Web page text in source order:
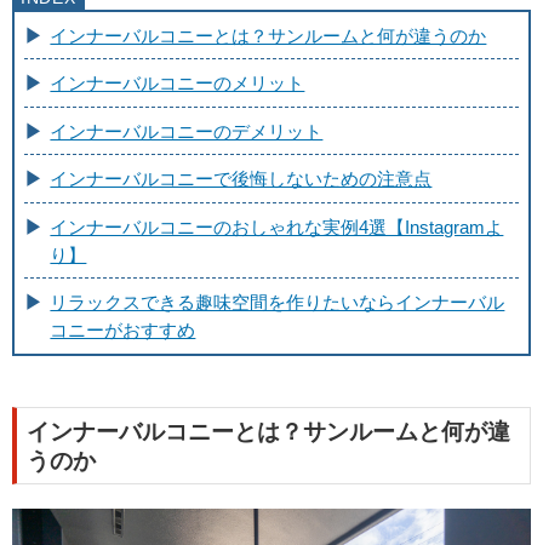
インナーバルコニーとは？サンルームと何が違うのか
インナーバルコニーのメリット
インナーバルコニーのデメリット
インナーバルコニーで後悔しないための注意点
インナーバルコニーのおしゃれな実例4選【Instagramよ
り】
リラックスできる趣味空間を作りたいならインナーバル
コニーがおすすめ
インナーバルコニーとは？サンルームと何が違
うのか